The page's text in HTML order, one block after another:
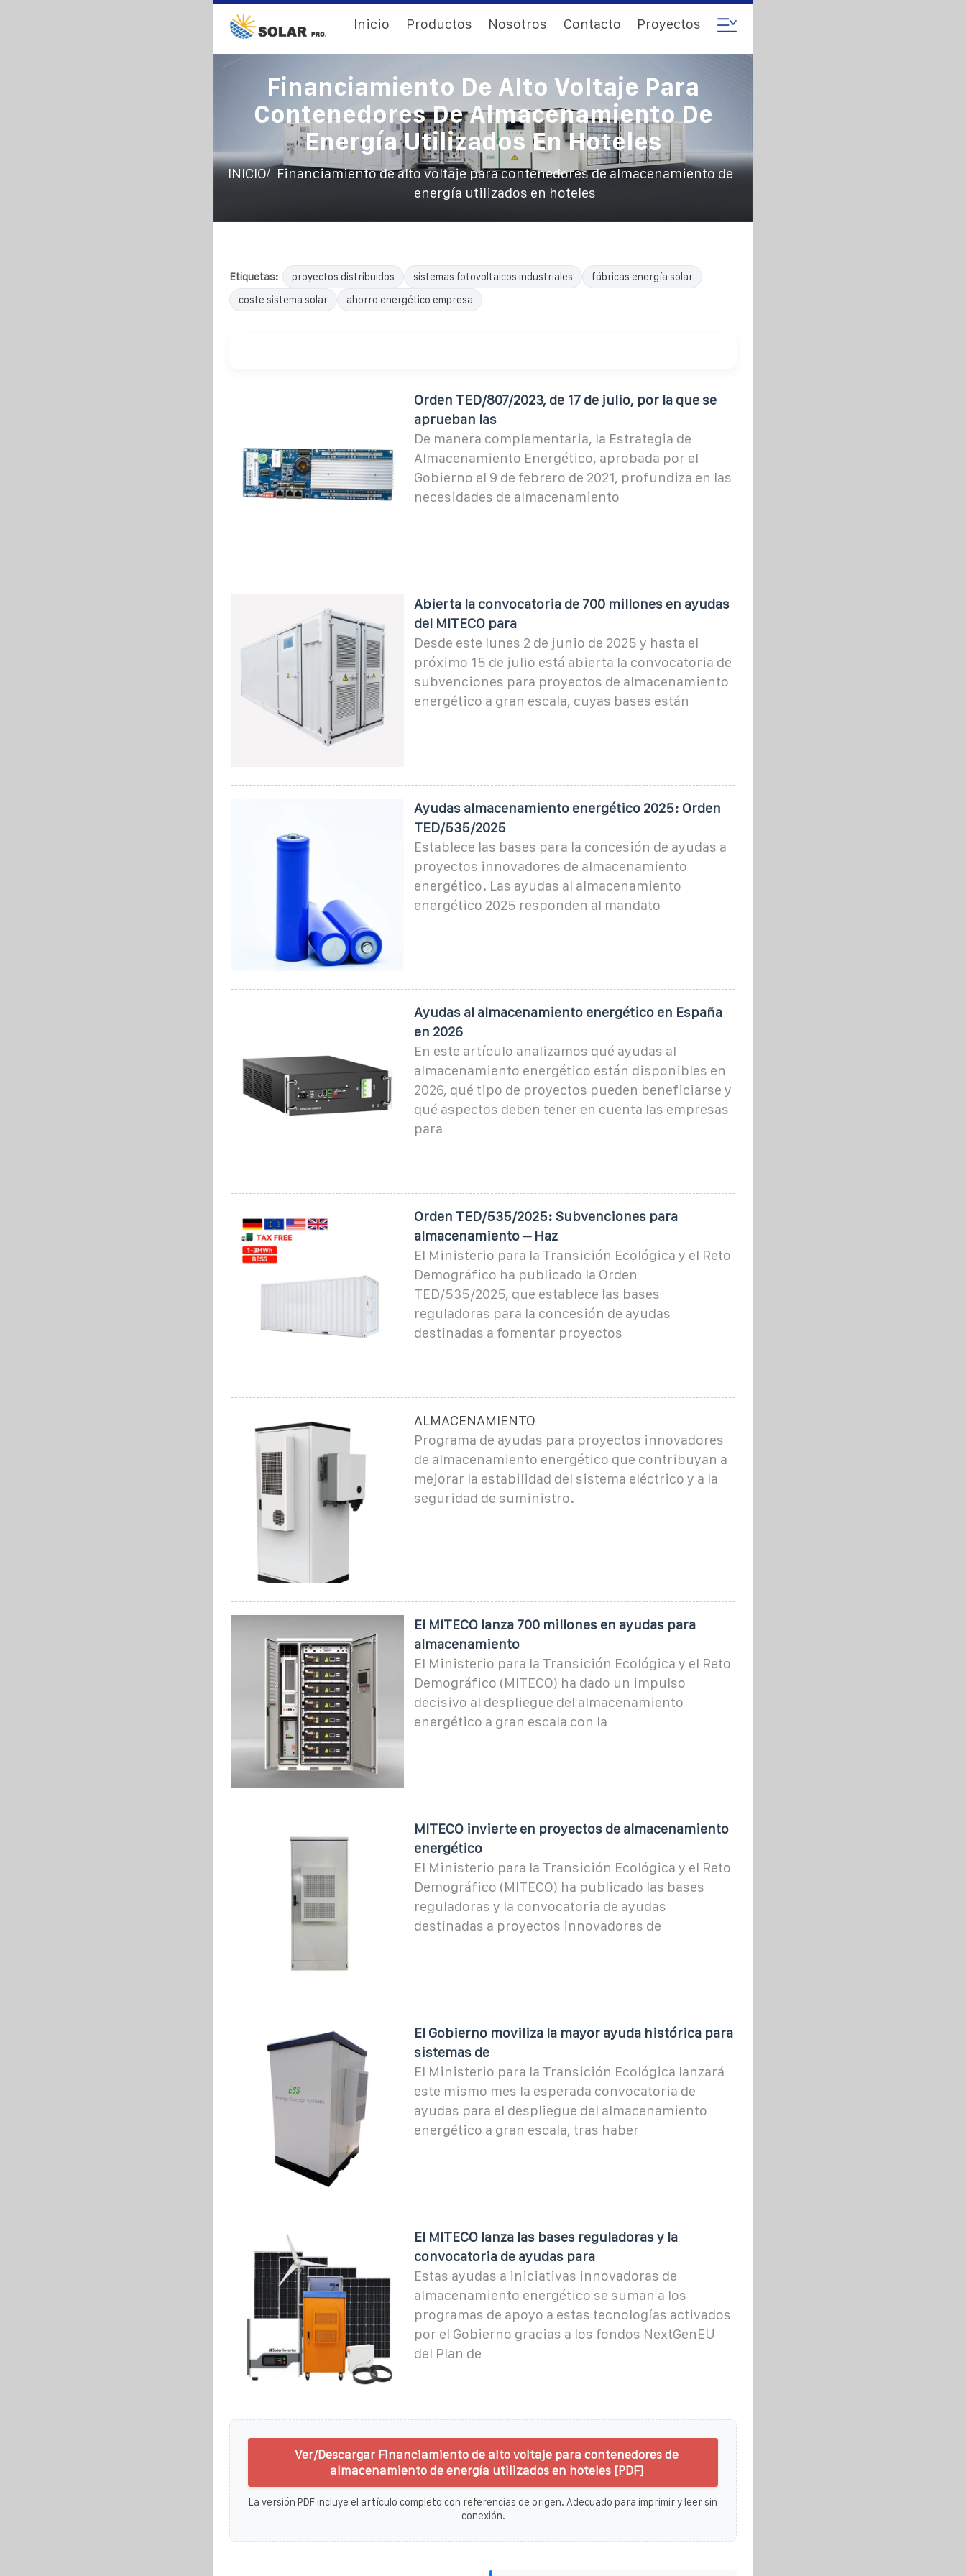
Inicio Productos Nosotros Contacto Proyectos
Financiamiento De Alto Voltaje Para
Contenedores De Almacenamiento De
Energía Utilizados En Hoteles
INICIO/
Financiamiento de alto voltaje para contenedores de almacenamiento de
energía utilizados en hoteles
Etiquetas: proyectos distribuidos sistemas fotovoltaicos industriales
fábricas energía solar
coste sistema solar
ahorro energético empresa
Orden TED/807/2023, de 17 de julio, por la que se
aprueban las
De manera complementaria, la Estrategia de
Almacenamiento Energético, aprobada por el
Gobierno el 9 de febrero de 2021, profundiza en las
necesidades de almacenamiento
Abierta la convocatoria de 700 millones en ayudas
del MITECO para
Desde este lunes 2 de junio de 2025 y hasta el
próximo 15 de julio está abierta la convocatoria de
subvenciones para proyectos de almacenamiento
energético a gran escala, cuyas bases están
Ayudas almacenamiento energético 2025: Orden
TED/535/2025
Establece las bases para la concesión de ayudas a
proyectos innovadores de almacenamiento
energético. Las ayudas al almacenamiento
energético 2025 responden al mandato
Ayudas al almacenamiento energético en España
en 2026
En este artículo analizamos qué ayudas al
almacenamiento energético están disponibles en
2026, qué tipo de proyectos pueden beneficiarse y
qué aspectos deben tener en cuenta las empresas
para
Orden TED/535/2025: Subvenciones para
almacenamiento – Haz
El Ministerio para la Transición Ecológica y el Reto
Demográfico ha publicado la Orden
TED/535/2025, que establece las bases
reguladoras para la concesión de ayudas
destinadas a fomentar proyectos
ALMACENAMIENTO
Programa de ayudas para proyectos innovadores
de almacenamiento energético que contribuyan a
mejorar la estabilidad del sistema eléctrico y a la
seguridad de suministro.
El MITECO lanza 700 millones en ayudas para
almacenamiento
El Ministerio para la Transición Ecológica y el Reto
Demográfico (MITECO) ha dado un impulso
decisivo al despliegue del almacenamiento
energético a gran escala con la
MITECO invierte en proyectos de almacenamiento
energético
El Ministerio para la Transición Ecológica y el Reto
Demográfico (MITECO) ha publicado las bases
reguladoras y la convocatoria de ayudas
destinadas a proyectos innovadores de
El Gobierno moviliza la mayor ayuda histórica para
sistemas de
El Ministerio para la Transición Ecológica lanzará
este mismo mes la esperada convocatoria de
ayudas para el despliegue del almacenamiento
energético a gran escala, tras haber
El MITECO lanza las bases reguladoras y la
convocatoria de ayudas para
Estas ayudas a iniciativas innovadoras de
almacenamiento energético se suman a los
programas de apoyo a estas tecnologías activados
por el Gobierno gracias a los fondos NextGenEU
del Plan de
Ver/Descargar Financiamiento de alto voltaje para contenedores de
almacenamiento de energía utilizados en hoteles [PDF]
La versión PDF incluye el artículo completo con referencias de origen. Adecuado para imprimir y leer sin
conexión.